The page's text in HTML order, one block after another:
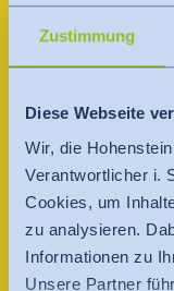
Zustimmung
Diese Webseite
Wir, die
Verantwortlicher i.
Cookies, um
zu analysieren.
Informationen zu
Unsere Partner
English
Indonesia
bahasa
English
Indonesia
bahasa